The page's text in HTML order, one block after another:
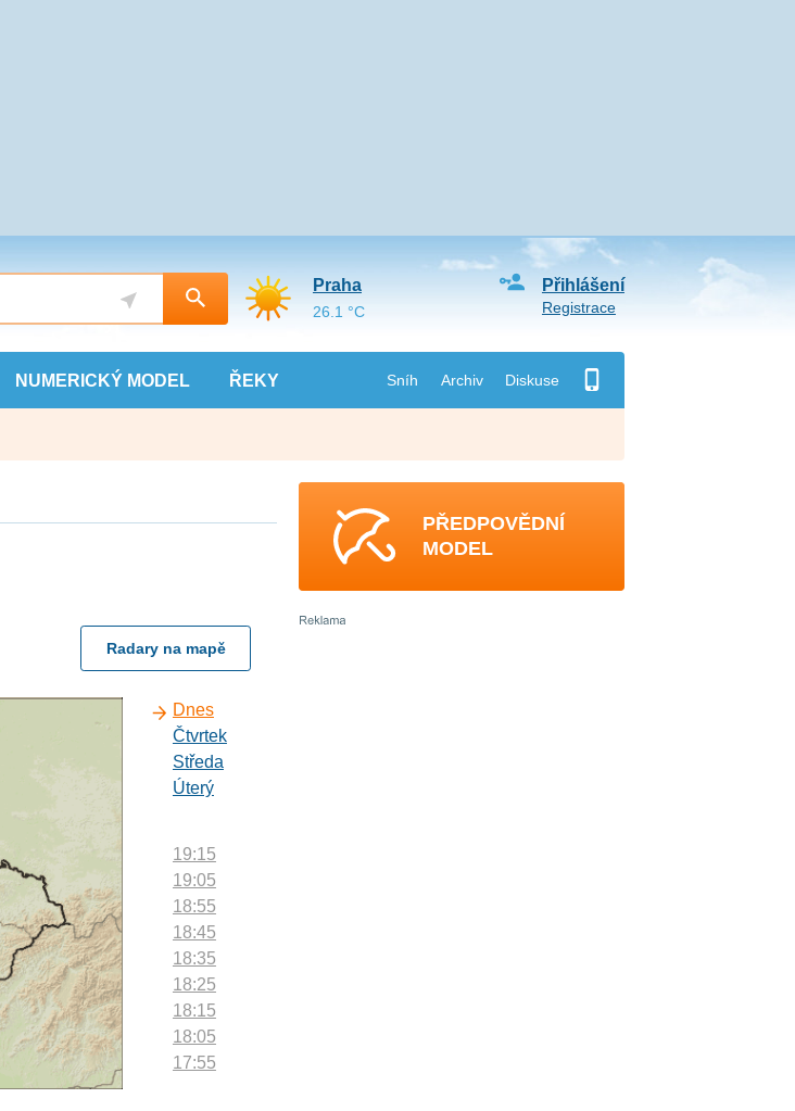
NUMERICKÝ MODEL ŘEKY Sníh Archiv Diskuse
Přihlášení
Registrace
Praha
26.1 °C
Radary na mapě
Dnes
Čtvrtek
Středa
Úterý
19:15
19:05
18:55
18:45
18:35
18:25
18:15
18:05
17:55
PŘEDPOVĚDNÍ
MODEL